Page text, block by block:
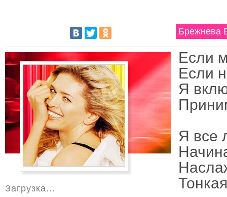
Брежнева
Если
Если
Я
Я все
Загрузка...